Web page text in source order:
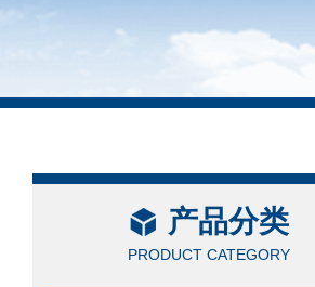
产品分类
PRODUCT CATEGORY